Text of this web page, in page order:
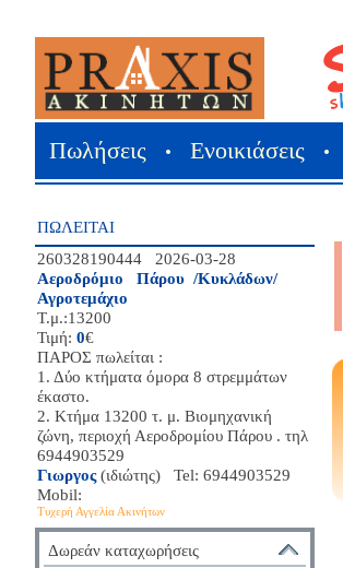
Πωλήσεις • Ενοικιάσεις •
ΠΩΛΕΙΤΑΙ
260328190444 2026-03-28
Αεροδρόμιο Πάρου /Κυκλάδων/
Αγροτεμάχιο
Τ.μ.:13200
Τιμή: 0€
ΠΑΡΟΣ πωλείται :
1. Δύο κτήματα όμορα 8 στρεμμάτων
έκαστο.
2. Κτήμα 13200 τ. μ. Βιομηχανική
ζώνη, περιοχή Αεροδρομίου Πάρου . τηλ
6944903529
Γιωργος(ιδιώτης) Tel: 6944903529
Mobil:
Τυχερή Αγγελία Ακινήτων
Δωρεάν καταχωρήσεις